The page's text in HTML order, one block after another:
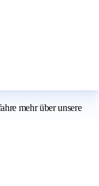
mehr über unsere